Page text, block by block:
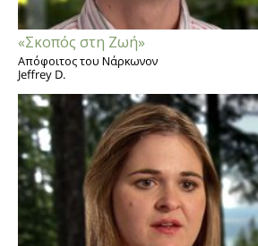
«Σκοπός στη Ζωή»
Απόφοιτος του Νάρκωνον
Jeffrey D.